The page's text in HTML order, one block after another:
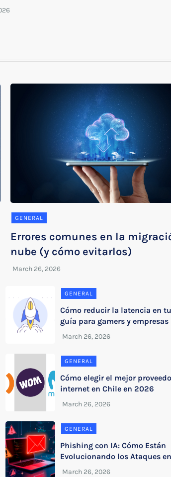
GENERAL
Errores comunes en la
nube (y cómo evitarlos)
GENERAL
Cómo reducir la latencia en
guía para gamers y empresas
GENERAL
Cómo elegir el mejor
internet en Chile en 2026
GENERAL
Phishing con IA: Cómo Están
Evolucionando los Ataques